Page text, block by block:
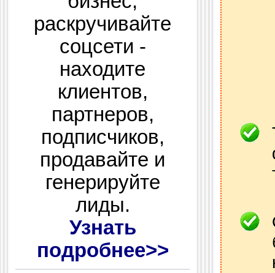
раскручивайте
соцсети -
находите
клиентов,
партнеров,
подписчиков,
продавайте и
генерируйте
лиды.
Узнать
подробнее>>